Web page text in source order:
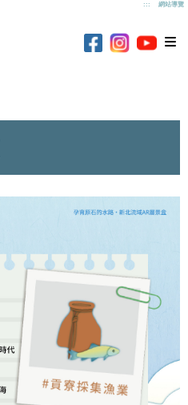
::: 網站導覽
新北市文化基金
新北市文化基
新北市
新